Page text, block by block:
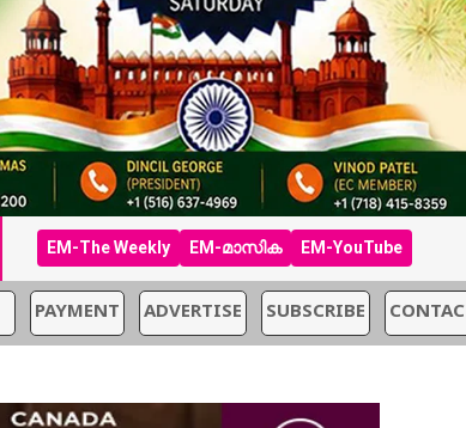
EM-The Weekly EM-മാസിക EM-YouTube
PAYMENT ADVERTISE SUBSCRIBE